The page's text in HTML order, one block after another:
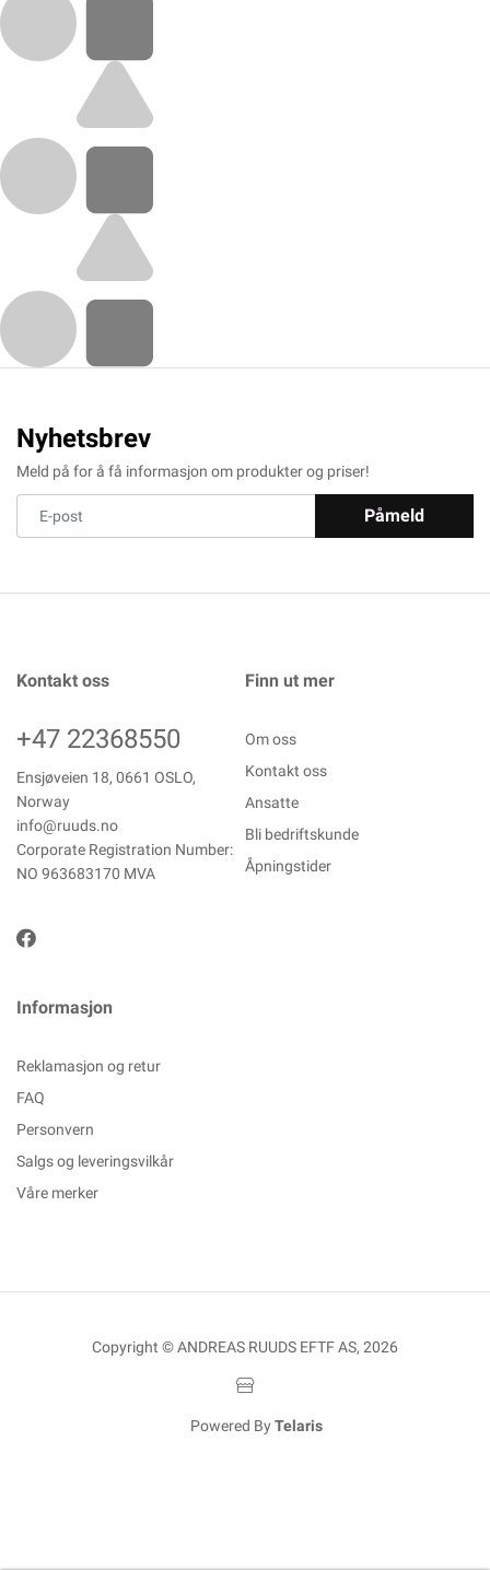
Nyhetsbrev
Meld på for å få informasjon om produkter og priser!
Påmeld
Kontakt oss
+47 22368550
Ensjøveien 18, 0661 OSLO,
Norway
info@ruuds.no
Corporate Registration Number:
NO 963683170 MVA
Finn ut mer
Om oss
Kontakt oss
Ansatte
Bli bedriftskunde
Åpningstider
Informasjon
Reklamasjon og retur
FAQ
Personvern
Salgs og leveringsvilkår
Våre merker
Copyright © ANDREAS RUUDS EFTF AS, 2026
Powered By Telaris